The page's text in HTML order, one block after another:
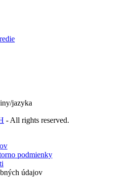
jazyka
- All rights reserved.
podmienky
údajov